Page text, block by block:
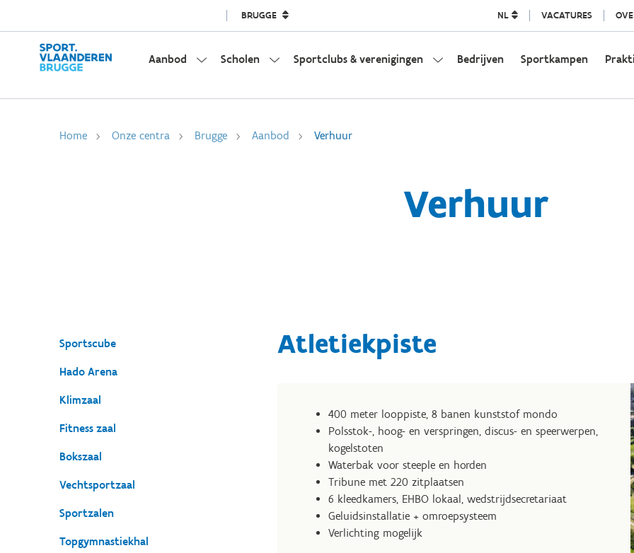
BRUGGE NL VACATURES
Aanbod Scholen Sportclubs & verenigingen Bedrijven Sportkampen
Home Onze centra Brugge Aanbod Verhuur
Verhuur
Sportscube
Hado Arena
Klimzaal
Fitness zaal
Bokszaal
Vechtsportzaal
Sportzalen
Topgymnastiekhal
Atletiekpiste
400 meter looppiste, 8 banen kunststof mondo
Polsstok-, hoog- en verspringen, discus- en speerwerpen,
kogelstoten
Waterbak voor steeple en horden
Tribune met 220 zitplaatsen
6 kleedkamers, EHBO lokaal, wedstrijdsecretariaat
Geluidsinstallatie + omroepsysteem
Verlichting mogelijk